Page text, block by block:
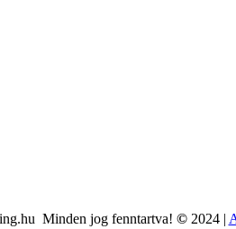
Minden jog fenntartva! © 2024 |